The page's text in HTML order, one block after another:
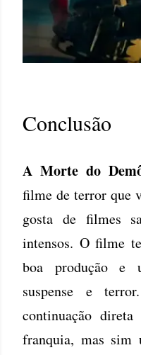
Conclusão
A Morte do
filme de terror que
gosta de filmes
intensos. O filme
boa produção e
suspense e
continuação
franquia, mas sim